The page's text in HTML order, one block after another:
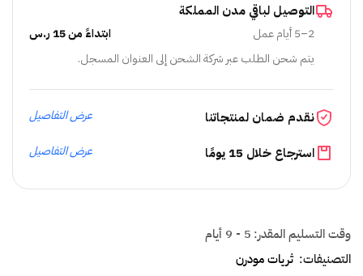
التوصيل لباقي مدن المملكة
2–5 أيام عمل
ابتداءً من 15 ر.س
يتم شحن الطلب عبر شركة الشحن إلى العنوان المسجل.
نقدم ضمان لمنتجاتنا عرض التفاصيل
استرجاع خلال 15 يومًا عرض التفاصيل
وقت التسليم المقدر: 5 - 9 أيام
التصنيفات: ثريات مودرن